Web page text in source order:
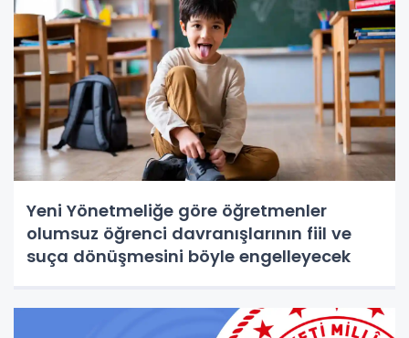
Yeni Yönetmeliğe göre öğretmenler
olumsuz öğrenci davranışlarının fiil ve
suça dönüşmesini böyle engelleyecek